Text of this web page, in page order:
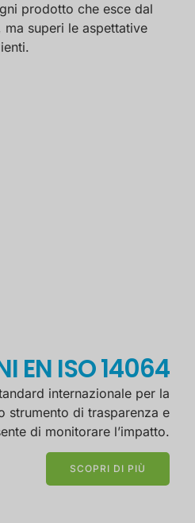
prodotto che esce dal
superi le aspettative
EN ISO 14064
internazionale per la
strumento di trasparenza e
di monitorare l’impatto.
SCOPRI DI PIÙ